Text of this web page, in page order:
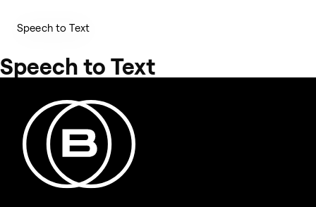
Speech to Text
Speech to Text